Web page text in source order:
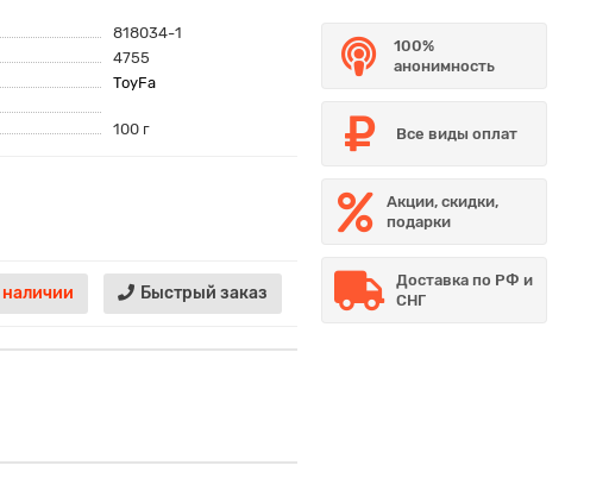
818034-1
4755
ToyFa
100 г
наличии Быстрый заказ
100%
анонимность
Все виды оплат
Акции, скидки,
подарки
Доставка по РФ и
СНГ